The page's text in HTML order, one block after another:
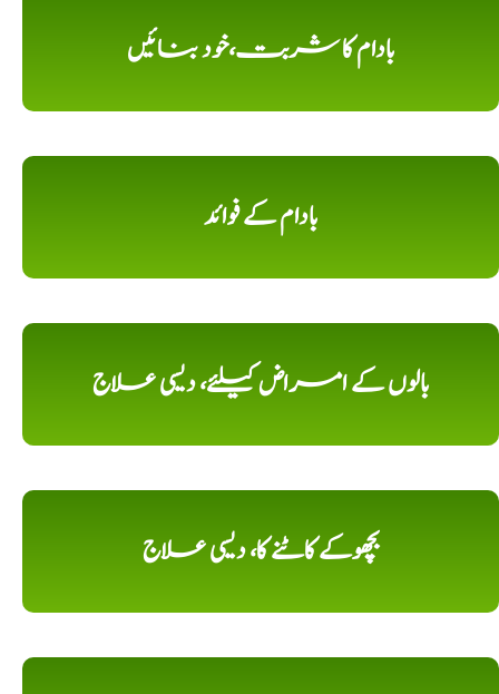
بادام کا شربت،خود بنائیں
بادام کے فوائد
بالوں کے امراض کیلئے، دیسی علاج
بچھوکے کاٹنے کا، دیسی علاج